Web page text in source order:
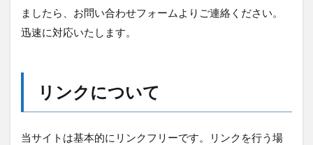
ましたら、お問い合わせフォームよりご連絡ください。
迅速に対応いたします。
リンクについて
当サイトは基本的にリンクフリーです。リンクを行う場